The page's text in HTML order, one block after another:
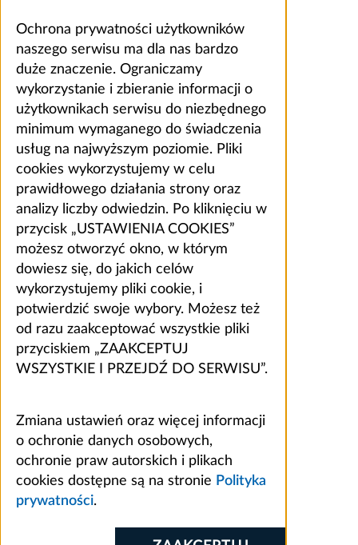
Ochrona prywatności użytkowników
naszego serwisu ma dla nas bardzo
duże znaczenie. Ograniczamy
wykorzystanie i zbieranie informacji o
użytkownikach serwisu do niezbędnego
minimum wymaganego do świadczenia
usług na najwyższym poziomie. Pliki
cookies wykorzystujemy w celu
prawidłowego działania strony oraz
analizy liczby odwiedzin. Po kliknięciu w
przycisk „USTAWIENIA COOKIES”
możesz otworzyć okno, w którym
dowiesz się, do jakich celów
wykorzystujemy pliki cookie, i
potwierdzić swoje wybory. Możesz też
od razu zaakceptować wszystkie pliki
przyciskiem „ZAAKCEPTUJ
WSZYSTKIE I PRZEJDŹ DO SERWISU”.
Zmiana ustawień oraz więcej informacji
o ochronie danych osobowych,
ochronie praw autorskich i plikach
cookies dostępne są na stronie Polityka
prywatności.